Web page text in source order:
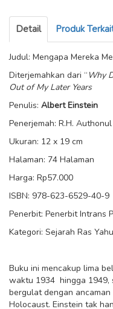
Detail Produk
Judul: Mengapa Mereka
Diterjemahkan dari “ Why
Out of My Later Years
Penulis: Albert Einstein
Penerjemah: R.H.
Ukuran: 12 x 19 cm
Halaman: 74 Halaman
Harga: Rp57.000
ISBN: 978-623-6529-40-9
Penerbit: Penerbit Intrans
Kategori: Sejarah Ras
Buku ini mencakup lima
waktu 1934 hingga 1949,
bergulat dengan ancaman
Holocaust. Einstein tak